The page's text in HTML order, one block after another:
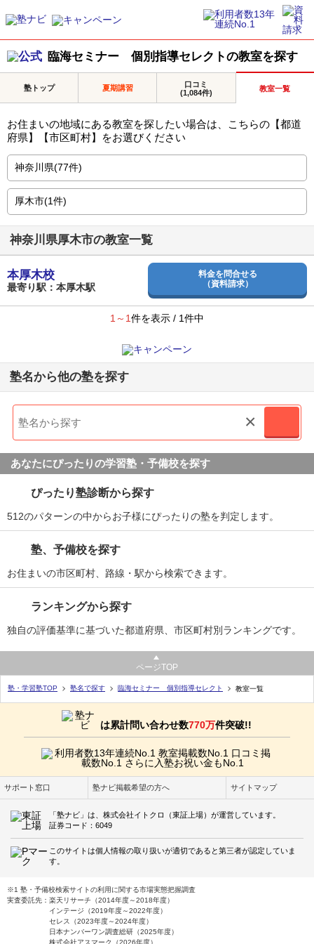
臨海セミナー 個別指導セレクトの教室を探す
塾トップ 夏期講習
口コミ
(1,084件)
教室一覧
お住まいの地域にある教室を探したい場合は、こちらの【都道
府県】【市区町村】をお選びください
神奈川県厚木市の教室一覧
本厚木校
最寄り駅：本厚木駅
料金を問合せる
（資料請求）
1～1件を表示 / 1件中
塾名から他の塾を探す
×
あなたにぴったりの学習塾・予備校を探す
ぴったり塾診断から探す
512のパターンの中からお子様にぴったりの塾を判定します。
塾、予備校を探す
お住まいの市区町村、路線・駅から検索できます。
ランキングから探す
独自の評価基準に基づいた都道府県、市区町村別ランキングです。
ページTOP
塾・学習塾TOP 塾名で探す 臨海セミナー 個別指導セレクト 教室一覧
は累計問い合わせ数770万件突破!!
サポート窓口 塾ナビ掲載希望の方へ サイトマップ
「塾ナビ」は、株式会社イトクロ（東証上場）が運営しています。
証券コード：6049
このサイトは個人情報の取り扱いが適切であると第三者が認定していま
す。
※1 塾・予備校検索サイトの利用に関する市場実態把握調査
実査委託先：楽天リサーチ（2014年度～2018年度）
インテージ（2019年度～2022年度）
セレス（2023年度～2024年度）
日本ナンバーワン調査総研（2025年度）
株式会社アスマーク（2026年度）